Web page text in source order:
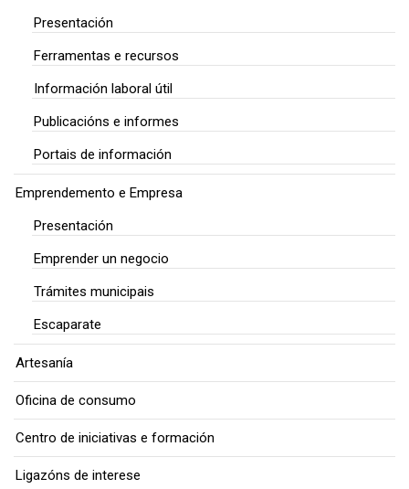
Presentación
Ferramentas e recursos
Información laboral útil
Publicacións e informes
Portais de información
Emprendemento e Empresa
Presentación
Emprender un negocio
Trámites municipais
Escaparate
Artesanía
Oficina de consumo
Centro de iniciativas e formación
Ligazóns de interese